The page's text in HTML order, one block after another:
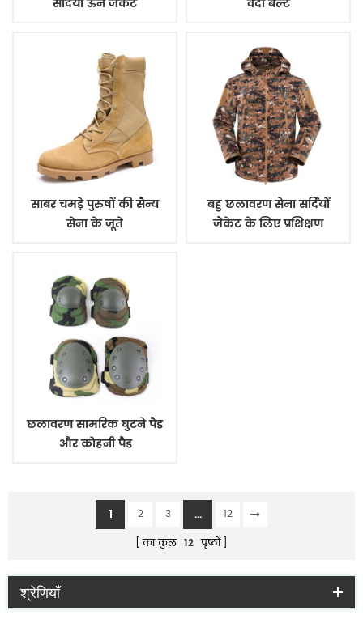
साबर चमड़े पुरुषों की सैन्य
सेना के जूते
बहु छलावरण सेना सर्दियों
जैकेट के लिए प्रशिक्षण
छलावरण सामरिक घुटने पैड
और कोहनी पैड
1 2 3 ...
12
का कुल 12 पृष्ठों
श्रेणियाँ